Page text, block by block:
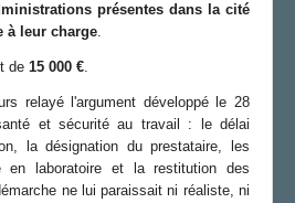
présentes dans la cité
à leur charge.
de 15 000 €.
relayé l'argument développé le 28
et sécurité au travail : le délai
la désignation du prestataire, les
en laboratoire et la restitution des
ne lui paraissait ni réaliste, ni